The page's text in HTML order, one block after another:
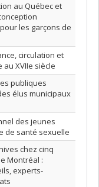
au Québec et
les garçons de
circulation et
XVIIe siècle
publiques
élus municipaux
des jeunes
de santé sexuelle
chez cinq
Montréal :
experts-